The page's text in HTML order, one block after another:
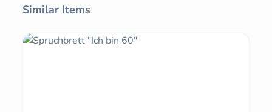
Produktgalerie überspringen
Similar Items